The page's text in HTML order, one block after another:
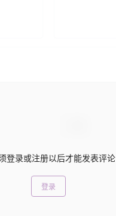
登录或注册以后才能发表评论
登录